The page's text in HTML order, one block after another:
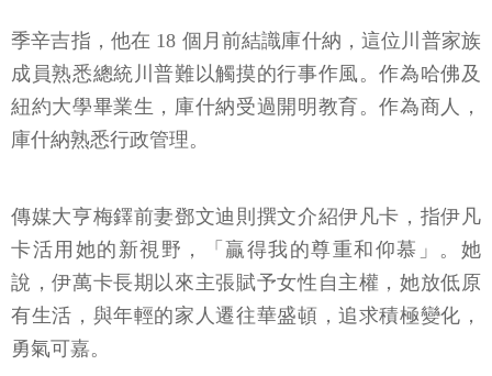
季辛吉指，他在 18 個月前結識庫什納，這位川普家族
成員熟悉總統川普難以觸摸的行事作風。作為哈佛及
紐約大學畢業生，庫什納受過開明教育。作為商人，
庫什納熟悉行政管理。
傳媒大亨梅鐸前妻鄧文迪則撰文介紹伊凡卡，指伊凡
卡活用她的新視野，「贏得我的尊重和仰慕」。她
說，伊萬卡長期以來主張賦予女性自主權，她放低原
有生活，與年輕的家人遷往華盛頓，追求積極變化，
勇氣可嘉。